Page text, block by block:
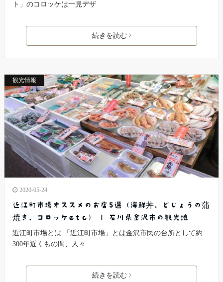
ト」のコロッケは一見デザ
続きを読む
観光情報
2020-05-24
近江町市場オススメのお店5選（海鮮丼、どじょうの蒲
焼き、コロッケetc） | 石川県金沢市の観光地
近江町市場とは 「近江町市場」とは金沢市民の台所として約
300年近くもの間、人々
続きを読む